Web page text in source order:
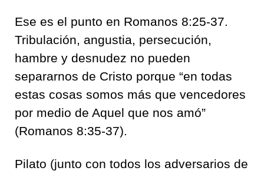
Ese es el punto en Romanos 8:25-37.
Tribulación, angustia, persecución,
hambre y desnudez no pueden
separarnos de Cristo porque “en todas
estas cosas somos más que vencedores
por medio de Aquel que nos amó”
(Romanos 8:35-37).
Pilato (junto con todos los adversarios de